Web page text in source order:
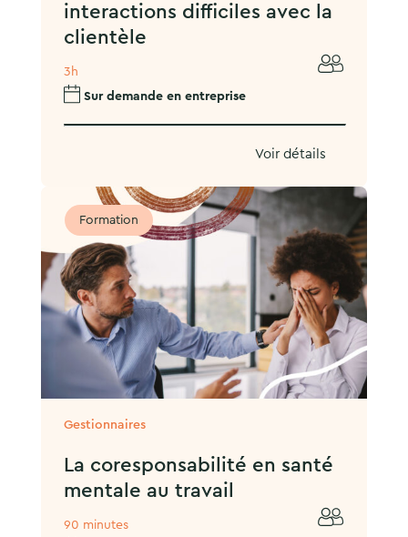
interactions difficiles avec la
clientèle
3h
Sur demande en entreprise
Voir détails
Formation
Gestionnaires
La coresponsabilité en santé
mentale au travail
90 minutes